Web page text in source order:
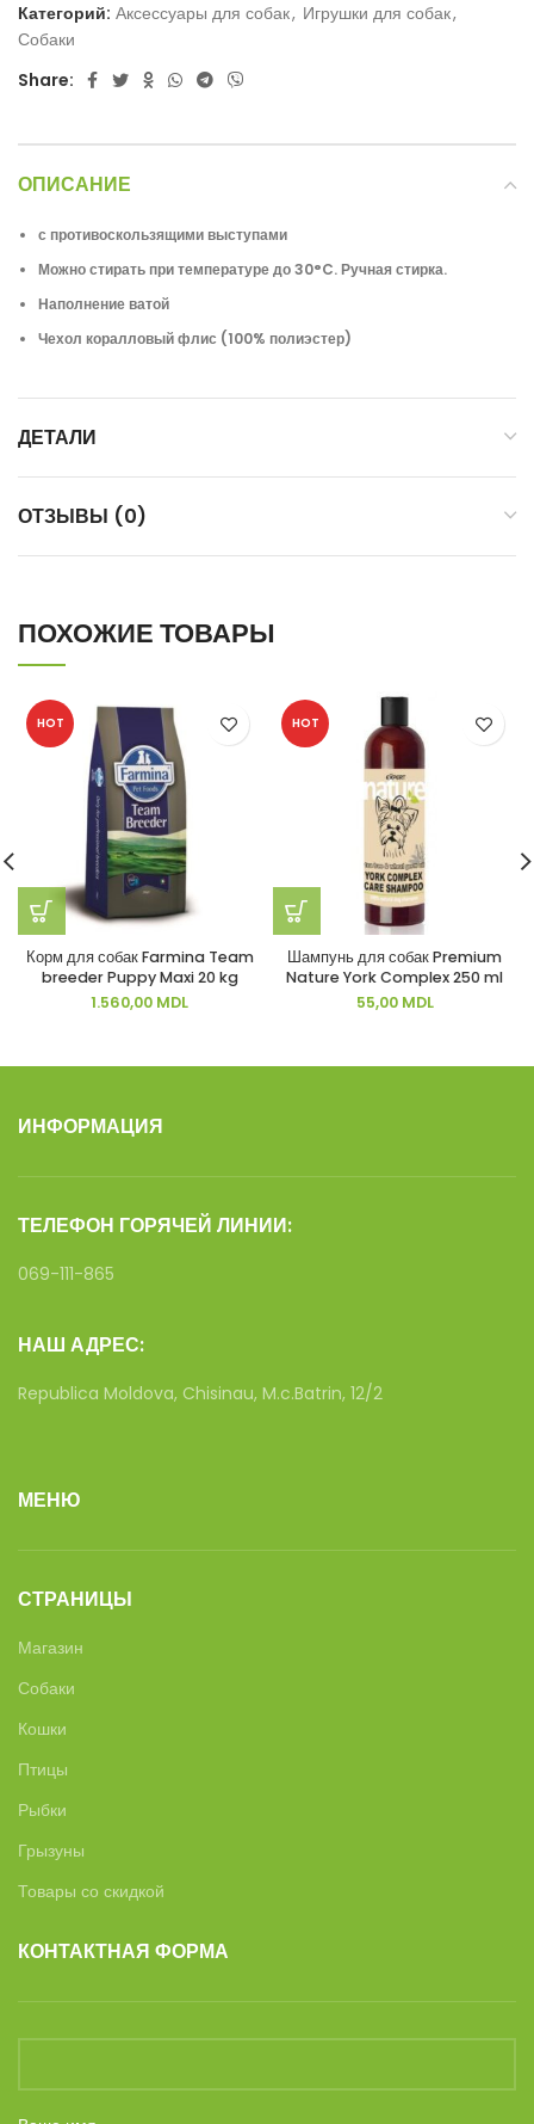
Категорий: Аксессуары для собак, Игрушки для собак,
Собаки
Share:
ОПИСАНИЕ
с противоскользящими выступами
Можно стирать при температуре до 30°C. Ручная стирка.
Наполнение ватой
Чехол коралловый флис (100% полиэстер)
ДЕТАЛИ
ОТЗЫВЫ (0)
ПОХОЖИЕ ТОВАРЫ
HOT
Корм для собак Farmina Team
breeder Puppy Maxi 20 kg
1.560,00 MDL
HOT
Шампунь для собак Premium
Nature York Complex 250 ml
55,00 MDL
ИНФОРМАЦИЯ
ТЕЛЕФОН ГОРЯЧЕЙ ЛИНИИ:
069-111-865
НАШ АДРЕС:
Republica Moldova, Chisinau, M.c.Batrin, 12/2
МЕНЮ
СТРАНИЦЫ
Магазин
Собаки
Кошки
Птицы
Рыбки
Грызуны
Товары со скидкой
КОНТАКТНАЯ ФОРМА